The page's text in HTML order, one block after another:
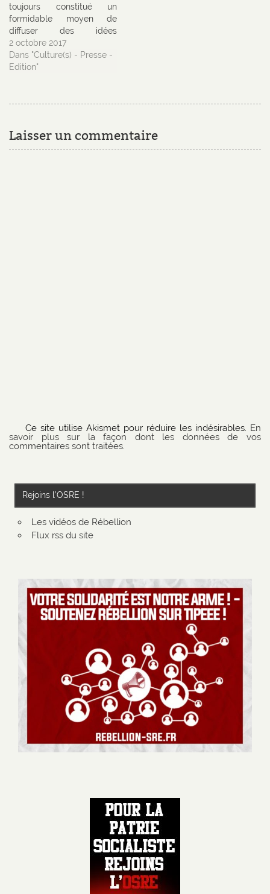
toujours constitué un
formidable moyen de
diffuser des idées
politiques (Les Temps
modernes réalisé par
Charlie Chaplin en 1936 est
connu son âge d’or dans
tels que…
2 octobre 2017
Dans "Culture(s) - Presse -
Edition"
Laisser un commentaire
Ce site utilise Akismet pour réduire les indésirables. En
savoir plus sur la façon dont les données de vos
commentaires sont traitées.
Rejoins l’OSRE !
Les vidéos de Rébellion
Flux rss du site